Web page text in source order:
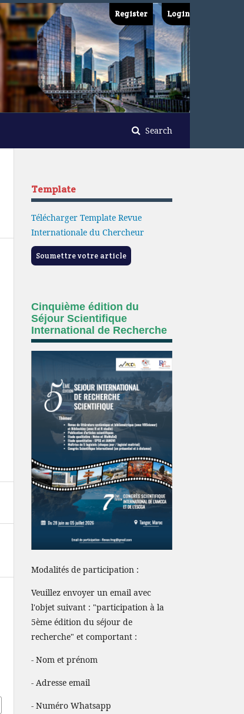
Search
Register Login
Template
Télécharger Template Revue
Internationale du Chercheur
Soumettre votre article
Cinquième édition du
Séjour Scientifique
International de Recherche
Modalités de participation :
Veuillez envoyer un email avec
l'objet suivant : "participation à la
5ème édition du séjour de
recherche" et comportant :
- Nom et prénom
- Adresse email
- Numéro Whatsapp